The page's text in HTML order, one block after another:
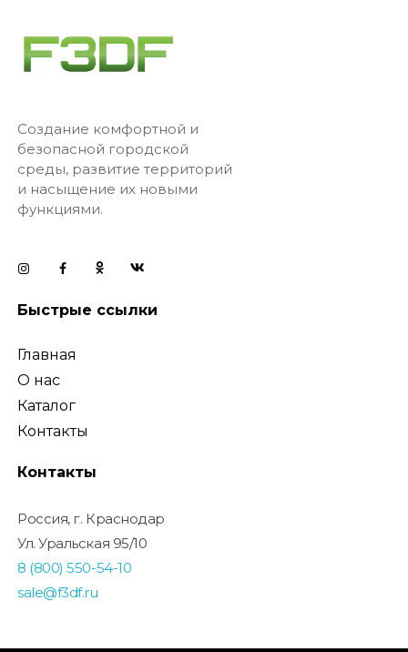
Создание комфортной и
безопасной городской
среды, развитие территорий
и насыщение их новыми
функциями.
Быстрые ссылки
Главная
О нас
Каталог
Контакты
Контакты
Россия, г. Краснодар
Ул. Уральская 95/10
8 (800) 550-54-10
sale@f3df.ru